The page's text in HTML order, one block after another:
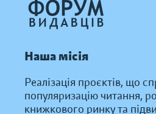
Наша місія
Реалізація проєктів, що
популяризацію читання,
книжкового ринку та